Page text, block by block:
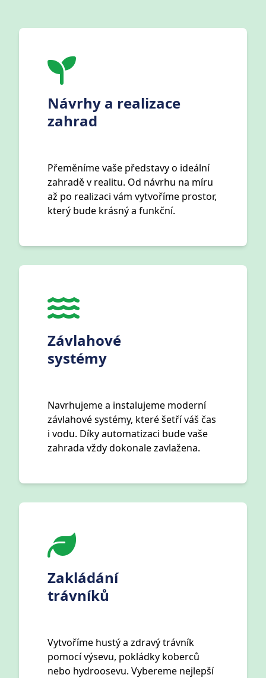
Návrhy a realizace
zahrad
Přeměníme vaše představy o ideální
zahradě v realitu. Od návrhu na míru
až po realizaci vám vytvoříme prostor,
který bude krásný a funkční.
Závlahové
systémy
Navrhujeme a instalujeme moderní
závlahové systémy, které šetří váš čas
i vodu. Díky automatizaci bude vaše
zahrada vždy dokonale zavlažena.
Zakládání
trávníků
Vytvoříme hustý a zdravý trávník
pomocí výsevu, pokládky koberců
nebo hydroosevu. Vybereme nejlepší